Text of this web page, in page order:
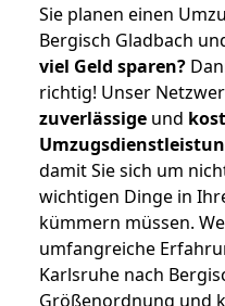
Sie planen einen
Bergisch Gladbach
viel Geld sparen?
richtig! Unser
zuverlässige und
damit Sie sich um
wichtigen Dinge in
kümmern müssen.
umfangreiche
Karlsruhe nach
Größenordnung und